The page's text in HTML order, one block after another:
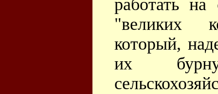
работать на
"великих
который,
их